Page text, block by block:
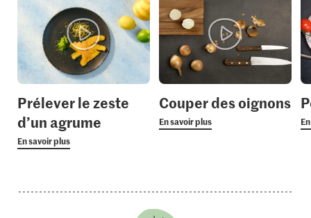
Prélever le zeste
d’un agrume
En savoir plus
Couper des oignons
En savoir plus